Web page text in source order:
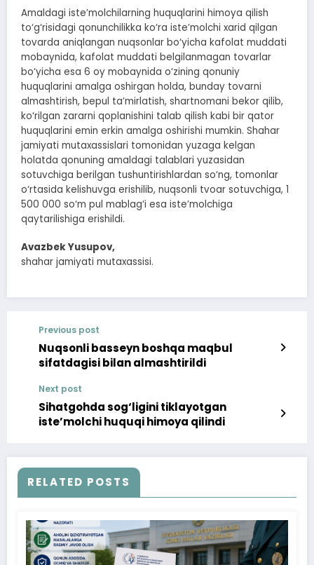
Amaldagi iste’molchilarning huquqlarini himoya qilish
to‘g‘risidagi qonunchilikka ko‘ra iste’molchi xarid qilgan
tovarda aniqlangan nuqsonlar bo‘yicha kafolat muddati
mobaynida, kafolat muddati belgilanmagan tovarlar
bo‘yicha esa 6 oy mobaynida o‘zining qonuniy
huquqlarini amalga oshirgan holda, bunday tovarni
almashtirish, bepul ta’mirlatish, shartnomani bekor qilib,
ko‘rilgan zararni qoplanishini talab qilish kabi bir qator
huquqlarini emin erkin amalga oshirishi mumkin. Shahar
jamiyati mutaxassislari tomonidan yuzaga kelgan
holatda qonuning amaldagi talablari yuzasidan
sotuvchiga berilgan tushuntirishlardan so‘ng, tomonlar
o‘rtasida kelishuvga erishilib, nuqsonli tvoar sotuvchiga, 1
500 000 so‘m pul mablag‘i esa iste’molchiga
qaytarilishiga erishildi.
Avazbek Yusupov,
shahar jamiyati mutaxassisi.
Previous post
Nuqsonli basseyn boshqa maqbul
sifatdagisi bilan almashtirildi
Next post
Sihatgohda sog‘ligini tiklayotgan
iste’molchi huquqi himoya qilindi
RELATED POSTS